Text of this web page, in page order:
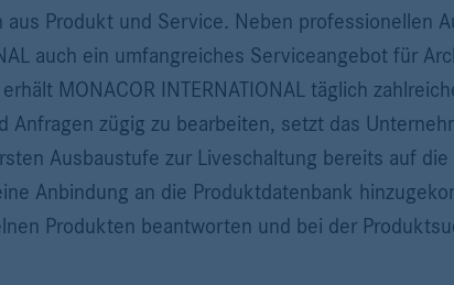
Produkt und Service. Neben professionellen
auch ein umfangreiches Serviceangebot für
MONACOR INTERNATIONAL täglich
Anfragen zügig zu bearbeiten, setzt das
Ausbaustufe zur Liveschaltung bereits auf
Anbindung an die Produktdatenbank
Produkten beantworten und bei der